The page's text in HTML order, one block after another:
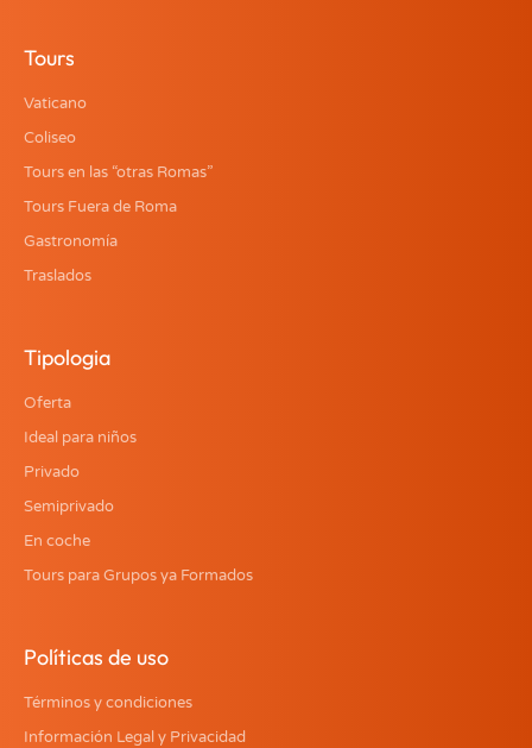
Tours
Vaticano
Coliseo
Tours en las “otras Romas”
Tours Fuera de Roma
Gastronomía
Traslados
Tipologia
Oferta
Ideal para niños
Privado
Semiprivado
En coche
Tours para Grupos ya Formados
Políticas de uso
Términos y condiciones
Información Legal y Privacidad